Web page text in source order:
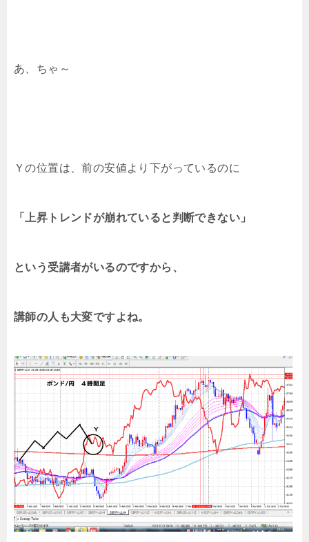
あ、ちゃ～
Ｙの位置は、前の安値より下がっているのに
「上昇トレンドが崩れていると判断できない」
という受講者がいるのですから、
講師の人も大変ですよね。